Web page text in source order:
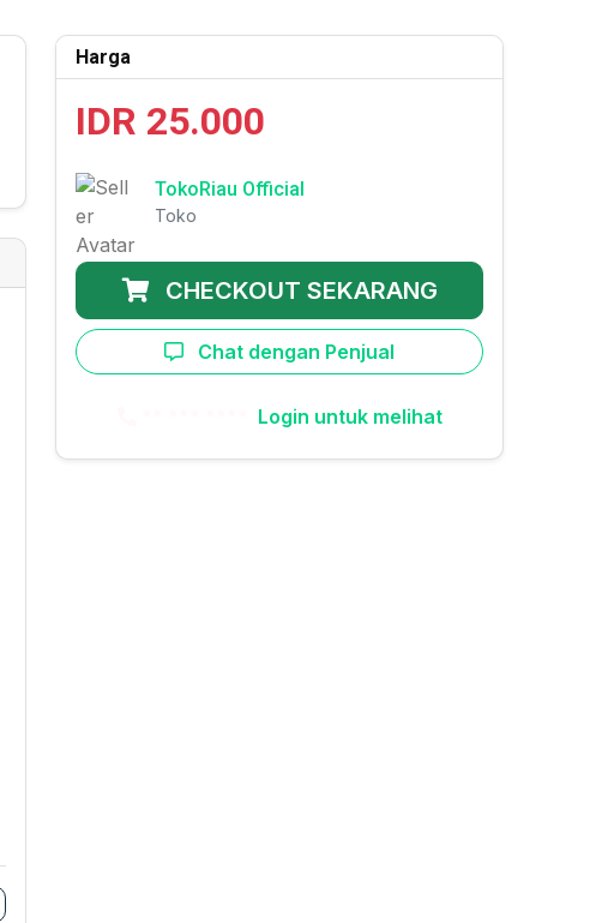
Harga
IDR 25.000
TokoRiau Official
Toko
CHECKOUT SEKARANG
Chat dengan Penjual
Login untuk melihat